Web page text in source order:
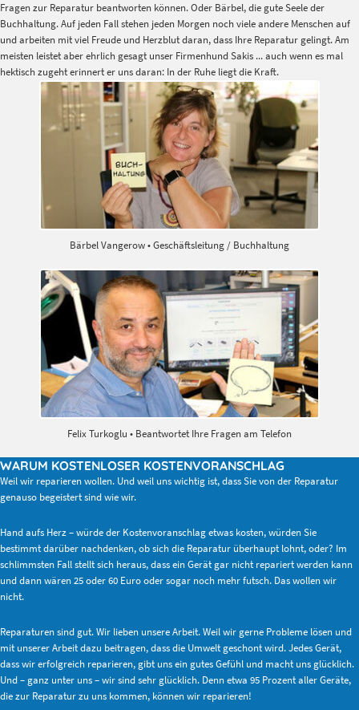
Fragen zur Reparatur beantworten können. Oder Bärbel, die gute Seele der
Buchhaltung. Auf jeden Fall stehen jeden Morgen noch viele andere Menschen auf
und arbeiten mit viel Freude und Herzblut daran, dass Ihre Reparatur gelingt. Am
meisten leistet aber ehrlich gesagt unser Firmenhund Sakis ... auch wenn es mal
hektisch zugeht erinnert er uns daran: In der Ruhe liegt die Kraft.
Bärbel Vangerow • Geschäftsleitung / Buchhaltung
Felix Turkoglu • Beantwortet Ihre Fragen am Telefon
WARUM KOSTENLOSER KOSTENVORANSCHLAG
Weil wir reparieren wollen. Und weil uns wichtig ist, dass Sie von der Reparatur
genauso begeistert sind wie wir.
Hand aufs Herz – würde der Kostenvoranschlag etwas kosten, würden Sie
bestimmt darüber nachdenken, ob sich die Reparatur überhaupt lohnt, oder? Im
schlimmsten Fall stellt sich heraus, dass ein Gerät gar nicht repariert werden kann
und dann wären 25 oder 60 Euro oder sogar noch mehr futsch. Das wollen wir
nicht.
Reparaturen sind gut. Wir lieben unsere Arbeit. Weil wir gerne Probleme lösen und
mit unserer Arbeit dazu beitragen, dass die Umwelt geschont wird. Jedes Gerät,
dass wir erfolgreich reparieren, gibt uns ein gutes Gefühl und macht uns glücklich.
Und – ganz unter uns – wir sind sehr glücklich. Denn etwa 95 Prozent aller Geräte,
die zur Reparatur zu uns kommen, können wir reparieren!